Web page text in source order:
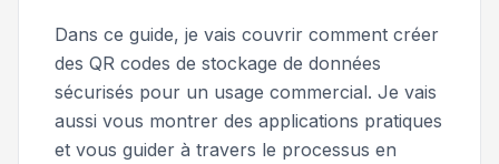
Dans ce guide, je vais couvrir comment créer
des QR codes de stockage de données
sécurisés pour un usage commercial. Je vais
aussi vous montrer des applications pratiques
et vous guider à travers le processus en